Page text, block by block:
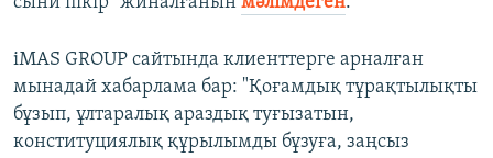
iMAS GROUP сайтында клиенттерге арналған
мынадай хабарлама бар: "Қоғамдық тұрақтылықты
бұзып, ұлтаралық араздық туғызатын,
конституциялық құрылымды бұзуға, заңсыз